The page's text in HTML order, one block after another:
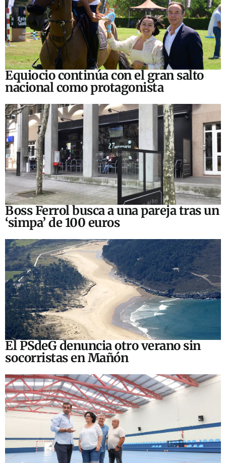
Equiocio continúa con el gran salto
nacional como protagonista
Boss Ferrol busca a una pareja tras un
‘simpa’ de 100 euros
El PSdeG denuncia otro verano sin
socorristas en Mañón